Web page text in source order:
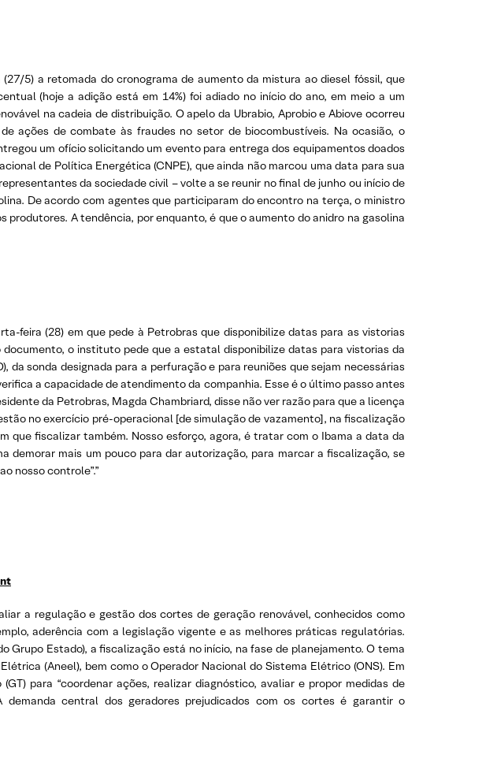
5) a retomada do cronograma de aumento da mistura ao diesel fóssil, que
(hoje a adição está em 14%) foi adiado no início do ano, em meio a um
na cadeia de distribuição. O apelo da Ubrabio, Aprobio e Abiove ocorreu
ações de combate às fraudes no setor de biocombustíveis. Na ocasião, o
um ofício solicitando um evento para entrega dos equipamentos doados
de Política Energética (CNPE), que ainda não marcou uma data para sua
da sociedade civil – volte a se reunir no final de junho ou início de
De acordo com agentes que participaram do encontro na terça, o ministro
produtores. A tendência, por enquanto, é que o aumento do anidro na gasolina
feira (28) em que pede à Petrobras que disponibilize datas para as vistorias
o instituto pede que a estatal disponibilize datas para vistorias da
da sonda designada para a perfuração e para reuniões que sejam necessárias
a capacidade de atendimento da companhia. Esse é o último passo antes
da Petrobras, Magda Chambriard, disse não ver razão para que a licença
no exercício pré-operacional [de simulação de vazamento], na fiscalização
que fiscalizar também. Nosso esforço, agora, é tratar com o Ibama a data da
demorar mais um pouco para dar autorização, para marcar a fiscalização, se
nosso controle”.”
a regulação e gestão dos cortes de geração renovável, conhecidos como
aderência com a legislação vigente e as melhores práticas regulatórias.
Estado), a fiscalização está no início, na fase de planejamento. O tema
(Aneel), bem como o Operador Nacional do Sistema Elétrico (ONS). Em
para “coordenar ações, realizar diagnóstico, avaliar e propor medidas de
demanda central dos geradores prejudicados com os cortes é garantir o